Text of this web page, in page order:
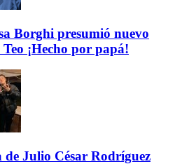
Borghi presumió nuevo
¡Hecho por papá!
Julio César Rodríguez